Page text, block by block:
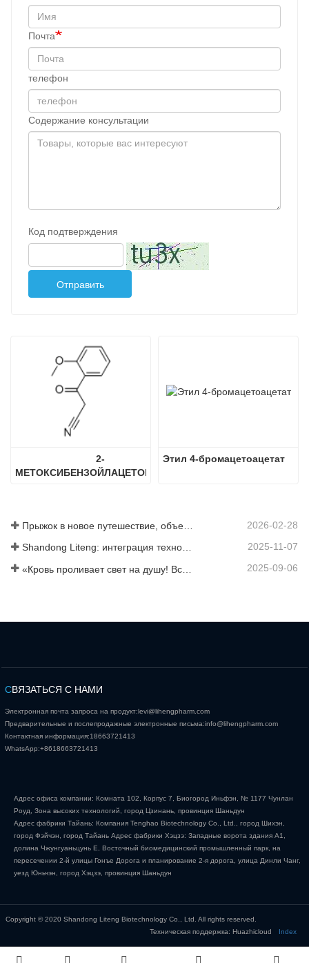
Почта
телефон
Содержание консультации
Код подтверждения
Отправить
2-
МЕТОКСИБЕНЗОЙЛАЦЕТОНИТРИЛ
Этил 4-бромацетоацетат
2026-02-28
Shandong Liteng: интеграция технологических услуг, индивидуальный синтез и масштабное производство для расширения глобальной торговой сети в сфере химической продукции 2025-11-07
2025-09-06
СВЯЗАТЬСЯ С НАМИ
Электронная почта запроса на продукт:levi@lihengpharm.com
Предварительные и послепродажные электронные письма:info@lihengpharm.com
Контактная информация:18663721413
WhatsApp:+8618663721413
Адрес офиса компании: Комната 102, Корпус 7, Биогород Иньфэн, № 1177 Чунлан
Роуд, Зона высоких технологий, город Цзинань, провинция Шаньдун
Адрес фабрики Тайань: Компания Tenghao Biotechnology Co., Ltd., город Шихэн,
город Фэйчэн, город Тайань Адрес фабрики Хэцзэ: Западные ворота здания А1,
долина Чжунгуаньцунь Е, Восточный биомедицинский промышленный парк, на
пересечении 2-й улицы Гонъе Дорога и планирование 2-я дорога, улица Динли Чанг,
уезд Юньчэн, город Хэцзэ, провинция Шаньдун
Copyright © 2020 Shandong Liteng Biotechnology Co., Ltd. All rights reserved.
Техническая поддержка: Huazhicloud
Index